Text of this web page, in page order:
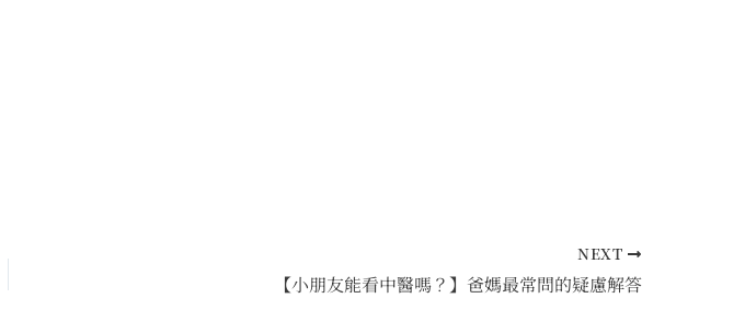
NEXT
【小朋友能看中醫嗎？】爸媽最常問的疑慮解答